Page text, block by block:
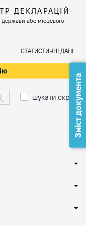
ДЕКЛАРАЦІЙ
або місцевого
СТАТИСТИЧНІ ДАНІ
шукати скрізьЗміст документа